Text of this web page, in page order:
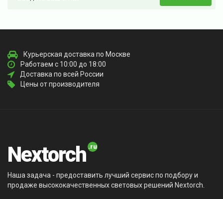
Курьерская доставка по Москве
Работаем с 10:00 до 18:00
Доставка по всей России
Цены от производителя
Nextorch
Наша задача - предоставить лучший сервис по подбору и
продаже высококачественных световых решений Nextorch.